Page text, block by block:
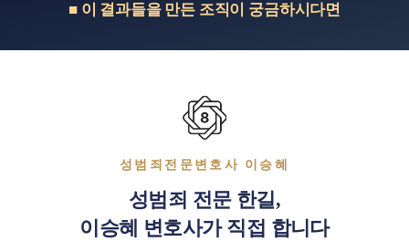
■ 이 결과들을 만든 조직이 궁금하시다면
성범죄전문변호사 이승혜
성범죄 전문 한길,
이승혜 변호사가 직접 합니다